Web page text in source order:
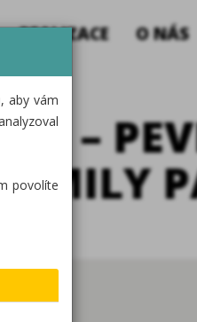
REALIZACE O NÁS
–
aby vám
povolíte